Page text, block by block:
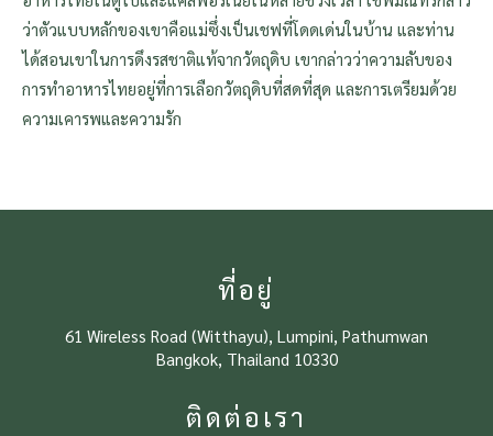
ว่าตัวแบบหลักของเขาคือแม่ซึ่งเป็นเชฟที่โดดเด่นในบ้าน และท่าน
ได้สอนเขาในการดึงรสชาติแท้จากวัตถุดิบ เขากล่าวว่าความลับของ
การทำอาหารไทยอยู่ที่การเลือกวัตถุดิบที่สดที่สุด และการเตรียมด้วย
ความเคารพและความรัก
ที่อยู่
61 Wireless Road (Witthayu), Lumpini, Pathumwan
Bangkok, Thailand 10330
ติดต่อเรา